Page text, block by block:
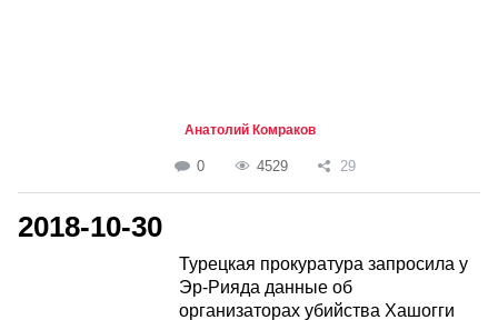
Анатолий Комраков
0 4529 29
2018-10-30
Турецкая прокуратура запросила у
Эр-Рияда данные об
организаторах убийства Хашогги